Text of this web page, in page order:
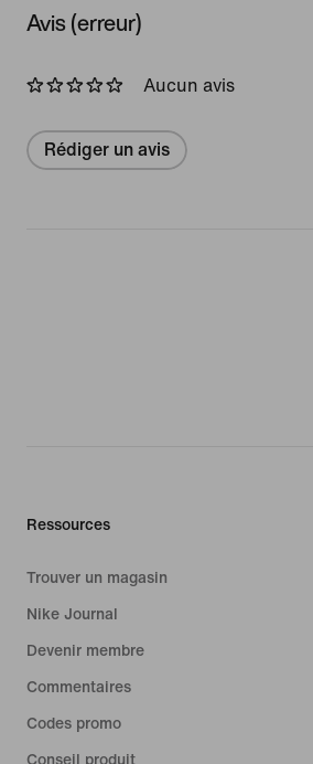
Avis (erreur)
Aucun avis
Rédiger un avis
Ressources
Trouver un magasin
Nike Journal
Devenir membre
Commentaires
Codes promo
Conseil produit